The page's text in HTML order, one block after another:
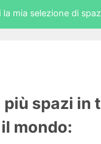
la mia selezione di
più spazi in
il mondo: